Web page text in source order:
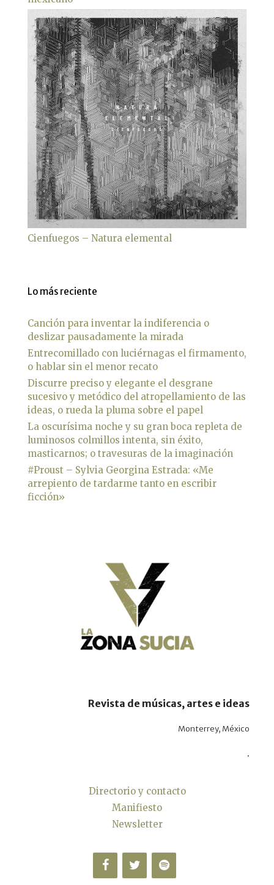
Cienfuegos – Natura elemental
Lo más reciente
Canción para inventar la indiferencia o
deslizar pausadamente la mirada
Entrecomillado con luciérnagas el firmamento,
o hablar sin el menor recato
Discurre preciso y elegante el desgrane
sucesivo y metódico del atropellamiento de las
ideas, o rueda la pluma sobre el papel
La oscurísima noche y su gran boca repleta de
luminosos colmillos intenta, sin éxito,
masticarnos; o travesuras de la imaginación
#Proust – Sylvia Georgina Estrada: «Me
arrepiento de tardarme tanto en escribir
ficción»
Revista de músicas, artes e ideas
Monterrey, México
.
Directorio y contacto
Manifiesto
Newsletter